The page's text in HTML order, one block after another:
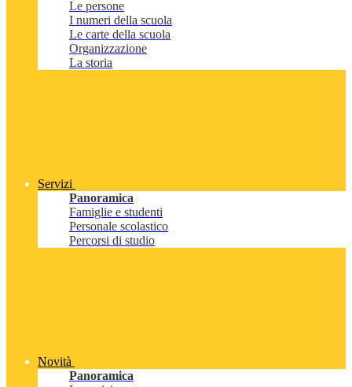
Le persone
I numeri della scuola
Le carte della scuola
Organizzazione
La storia
Servizi
Panoramica
Famiglie e studenti
Personale scolastico
Percorsi di studio
Novità
Panoramica